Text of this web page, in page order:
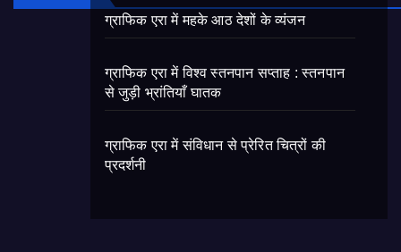
ग्राफिक एरा में महके आठ देशों के व्यंजन
ग्राफिक एरा में विश्व स्तनपान सप्ताह : स्तनपान
से जुड़ी भ्रांतियाँ घातक
ग्राफिक एरा में संविधान से प्रेरित चित्रों की
प्रदर्शनी